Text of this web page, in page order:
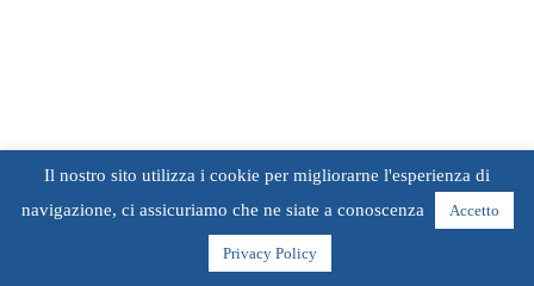
Il nostro sito utilizza i cookie per migliorarne l'esperienza di
navigazione, ci assicuriamo che ne siate a conoscenza
Accetto
Privacy Policy